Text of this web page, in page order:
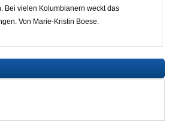
Bei vielen Kolumbianern weckt das
Von Marie-Kristin Boese.